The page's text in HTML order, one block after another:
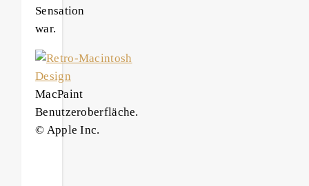
Sensation
war.
MacPaint
Benutzeroberfläche.
© Apple Inc.